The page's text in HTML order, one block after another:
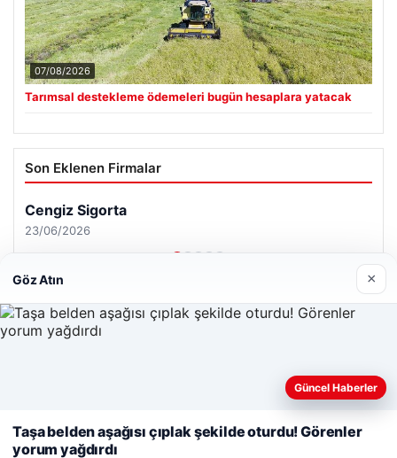
07/08/2026
Tarımsal destekleme ödemeleri bugün hesaplara yatacak
Son Eklenen Firmalar
Cengiz Sigorta
23/06/2026
Web sitemizi nasıl kullandığınızı daha iyi anlayabilmek,
kullanıyoruz.
Çerez Politikamız
Reddet Kabul Et
Göz Atın ×
Güncel Haberler
Taşa belden aşağısı çıplak şekilde oturdu! Görenler
yorum yağdırdı
lemagrup.com.tr